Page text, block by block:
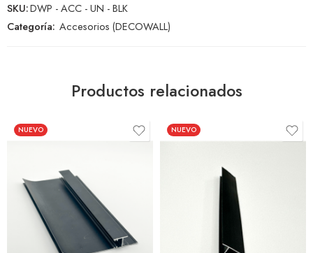
SKU:DWP - ACC - UN - BLK
Categoría: Accesorios (DECOWALL)
Productos relacionados
NUEVO NUEVO